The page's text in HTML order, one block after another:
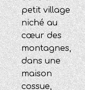
petit village
niché au
cœur des
montagnes,
dans une
maison
cossue,